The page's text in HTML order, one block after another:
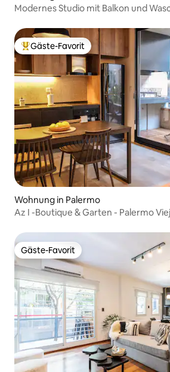
Modernes Studio mit Balkon und
Beliebter Gäste-Favorit.
Gäste-Favorit
Wohnung in Palermo
Az I -Boutique & Garten - Palermo
Gäste-Favorit
Gäste-Favorit